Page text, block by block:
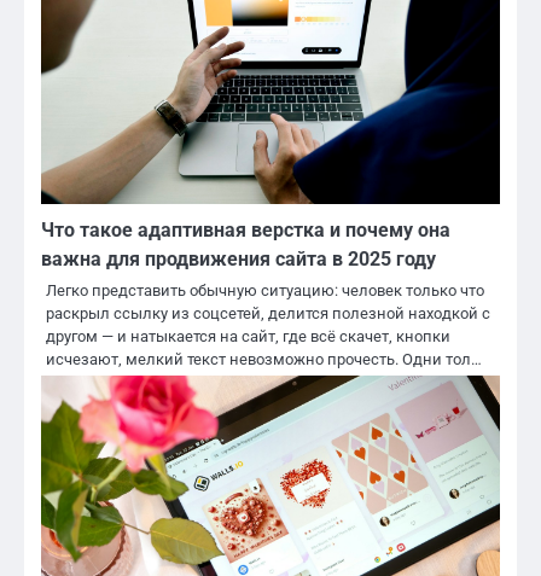
Что такое адаптивная верстка и почему она
важна для продвижения сайта в 2025 году
Легко представить обычную ситуацию: человек только что
раскрыл ссылку из соцсетей, делится полезной находкой с
другом — и натыкается на сайт, где всё скачет, кнопки
исчезают, мелкий текст невозможно прочесть. Одни тол…